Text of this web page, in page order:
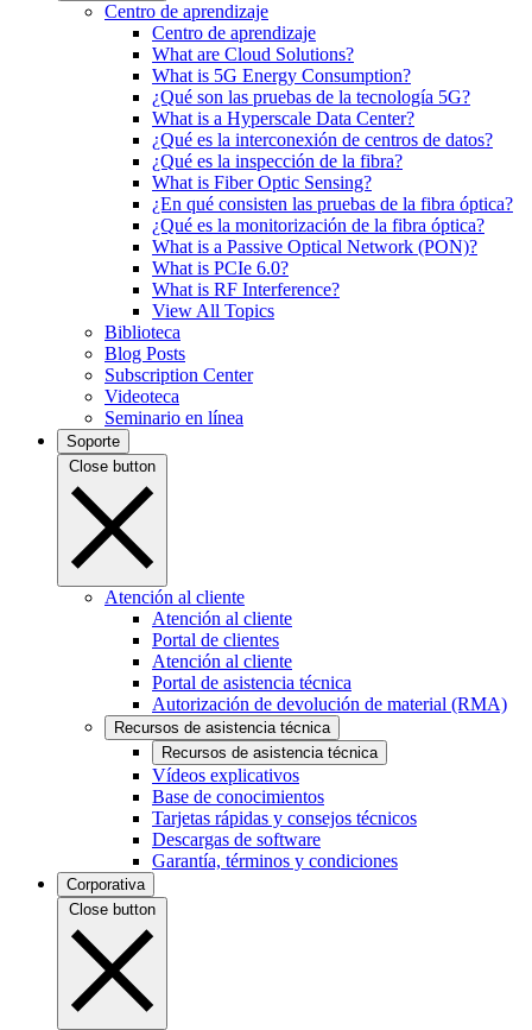
Centro de aprendizaje
Centro de aprendizaje
What are Cloud Solutions?
What is 5G Energy Consumption?
¿Qué son las pruebas de la tecnología 5G?
What is a Hyperscale Data Center?
¿Qué es la interconexión de centros de datos?
¿Qué es la inspección de la fibra?
What is Fiber Optic Sensing?
¿En qué consisten las pruebas de la fibra óptica?
¿Qué es la monitorización de la fibra óptica?
What is a Passive Optical Network (PON)?
What is PCIe 6.0?
What is RF Interference?
View All Topics
Biblioteca
Blog Posts
Subscription Center
Videoteca
Seminario en línea
Soporte
Close button
Atención al cliente
Atención al cliente
Portal de clientes
Atención al cliente
Portal de asistencia técnica
Autorización de devolución de material (RMA)
Recursos de asistencia técnica
Recursos de asistencia técnica
Vídeos explicativos
Base de conocimientos
Tarjetas rápidas y consejos técnicos
Descargas de software
Garantía, términos y condiciones
Corporativa
Close button